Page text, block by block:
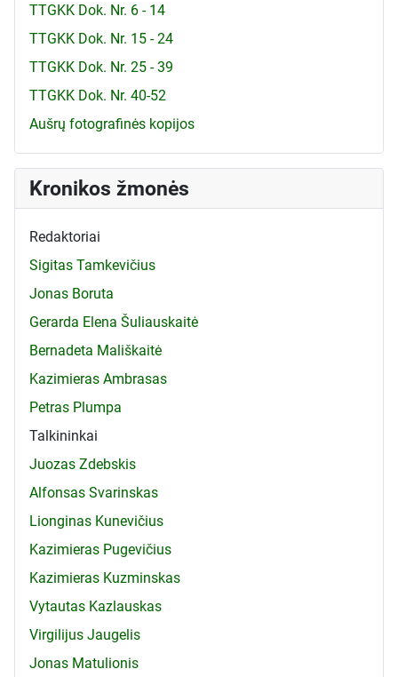
TTGKK Dok. Nr. 6 - 14
TTGKK Dok. Nr. 15 - 24
TTGKK Dok. Nr. 25 - 39
TTGKK Dok. Nr. 40-52
Aušrų fotografinės kopijos
Kronikos žmonės
Redaktoriai
Sigitas Tamkevičius
Jonas Boruta
Gerarda Elena Šuliauskaitė
Bernadeta Mališkaitė
Kazimieras Ambrasas
Petras Plumpa
Talkininkai
Juozas Zdebskis
Alfonsas Svarinskas
Lionginas Kunevičius
Kazimieras Pugevičius
Kazimieras Kuzminskas
Vytautas Kazlauskas
Virgilijus Jaugelis
Jonas Matulionis